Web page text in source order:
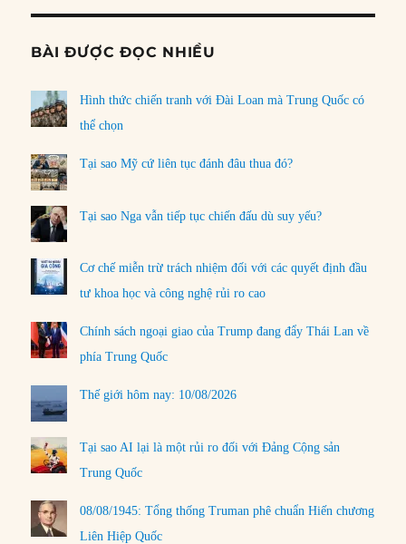
BÀI ĐƯỢC ĐỌC NHIỀU
Hình thức chiến tranh với Đài Loan mà Trung Quốc có
thể chọn
Tại sao Mỹ cứ liên tục đánh đâu thua đó?
Tại sao Nga vẫn tiếp tục chiến đấu dù suy yếu?
Cơ chế miễn trừ trách nhiệm đối với các quyết định đầu
tư khoa học và công nghệ rủi ro cao
Chính sách ngoại giao của Trump đang đẩy Thái Lan về
phía Trung Quốc
Thế giới hôm nay: 10/08/2026
Tại sao AI lại là một rủi ro đối với Đảng Cộng sản
Trung Quốc
08/08/1945: Tổng thống Truman phê chuẩn Hiến chương
Liên Hiệp Quốc